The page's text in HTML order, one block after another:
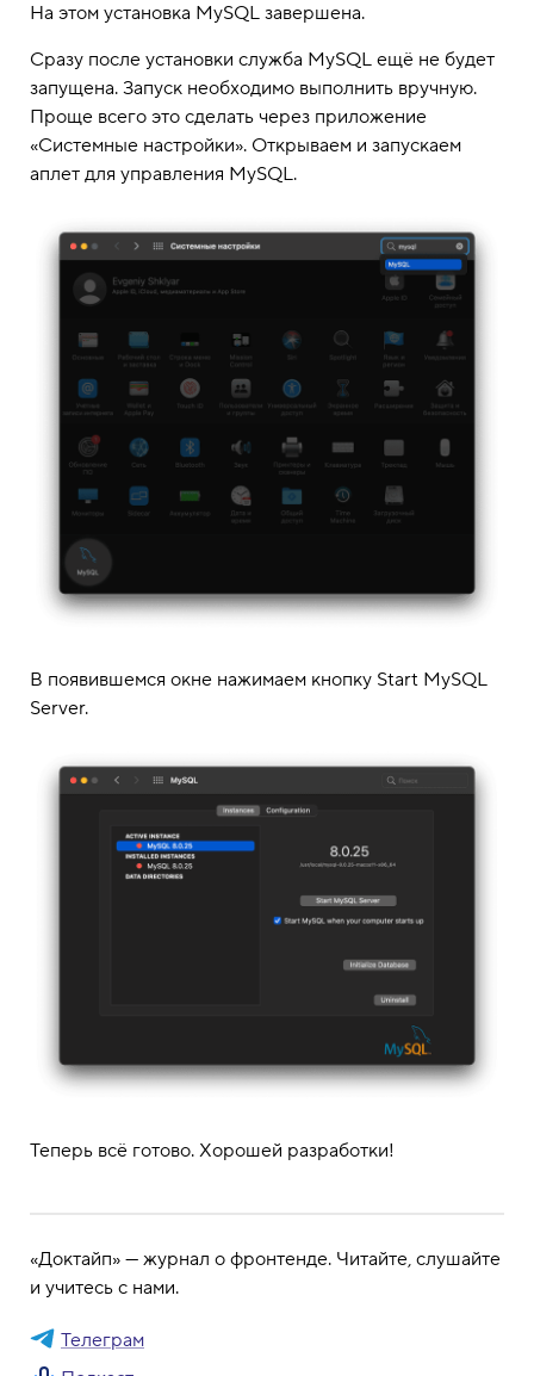
На этом установка MySQL завершена.
Сразу после установки служба MySQL ещё не будет
запущена. Запуск необходимо выполнить вручную.
Проще всего это сделать через приложение
«Системные настройки». Открываем и запускаем
аплет для управления MySQL.
В появившемся окне нажимаем кнопку Start MySQL
Server.
Теперь всё готово. Хорошей разработки!
«Доктайп» — журнал о фронтенде. Читайте, слушайте
и учитесь с нами.
Телеграм